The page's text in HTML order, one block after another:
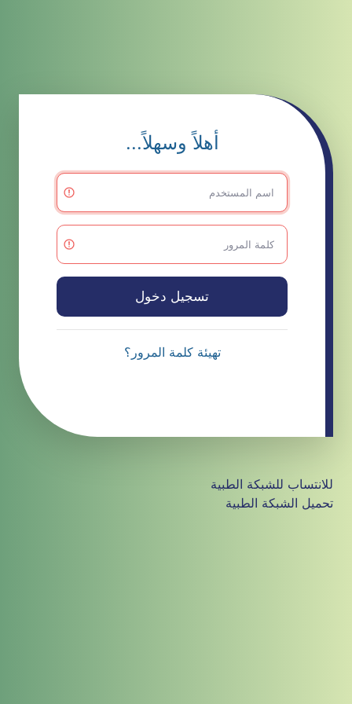
أهلاً وسهلاً...
تسجيل دخول
تهيئة كلمة المرور؟
للانتساب للشبكة الطبية
تحميل الشبكة الطبية